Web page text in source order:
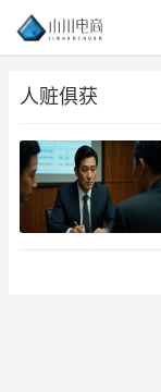
人赃俱获